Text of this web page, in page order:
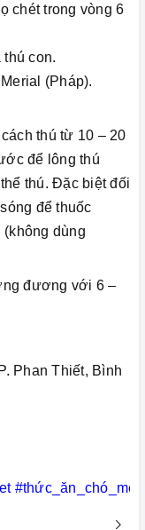
chét trong vòng 6
thú con.
(Pháp).
thú từ 10 – 20
để lông thú
thú. Đặc biệt đối
để thuốc
dùng
đương với 6 –
Phan Thiết, Bình
#thức_ăn_chó_mèo